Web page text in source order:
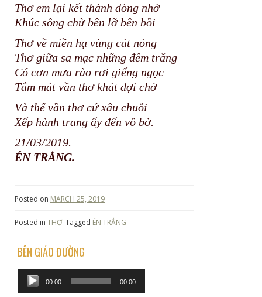
Thơ em lại kết thành dòng nhớ
Khúc sông chừ bên lỡ bên bồi
Thơ về miền hạ vùng cát nóng
Thơ giữa sa mạc những đêm trăng
Có cơn mưa rào rơi giếng ngọc
Tắm mát vần thơ khát đợi chờ
Và thế vần thơ cứ xâu chuỗi
Xếp hành trang ấy đến vô bờ.
21/03/2019.
ÉN TRẮNG.
Posted on MARCH 25, 2019
Posted in THƠ Tagged ÉN TRẮNG
BÊN GIÁO ĐƯỜNG
Audio
Player
00:00 00:00